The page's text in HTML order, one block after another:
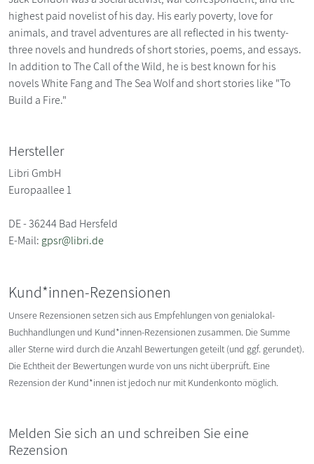
highest paid novelist of his day. His early poverty, love for
animals, and travel adventures are all reflected in his twenty-
three novels and hundreds of short stories, poems, and essays.
In addition to The Call of the Wild, he is best known for his
novels White Fang and The Sea Wolf and short stories like "To
Build a Fire."
Hersteller
Libri GmbH
Europaallee 1
DE - 36244 Bad Hersfeld
E-Mail: gpsr@libri.de
Kund*innen-Rezensionen
Unsere Rezensionen setzen sich aus Empfehlungen von genialokal-
Buchhandlungen und Kund*innen-Rezensionen zusammen. Die Summe
aller Sterne wird durch die Anzahl Bewertungen geteilt (und ggf. gerundet).
Die Echtheit der Bewertungen wurde von uns nicht überprüft. Eine
Rezension der Kund*innen ist jedoch nur mit Kundenkonto möglich.
Melden Sie sich an und schreiben Sie eine
Rezension